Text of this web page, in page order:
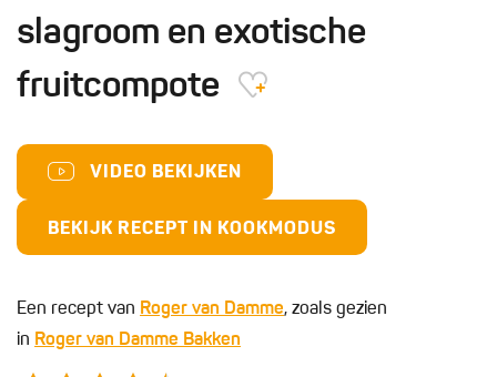
slagroom en exotische
fruitcompote
VIDEO BEKIJKEN
BEKIJK RECEPT IN KOOKMODUS
Een recept van Roger van Damme, zoals gezien
in Roger van Damme Bakken